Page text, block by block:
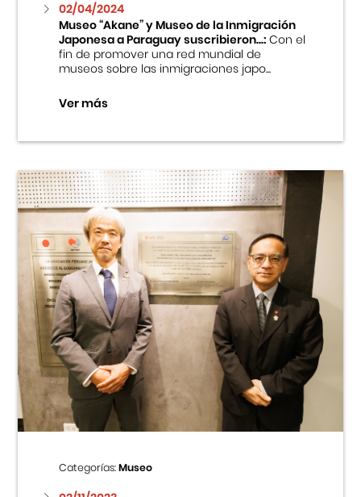
02/04/2024
Museo “Akane” y Museo de la Inmigración
Japonesa a Paraguay suscribieron...:Con el
fin de promover una red mundial de
museos sobre las inmigraciones japo...
Ver más
Categorías:Museo